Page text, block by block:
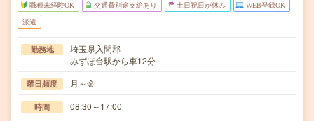
職種未経験OK 交通費別途支給あり 土日祝日が休み WEB登録OK
派遣
勤務地
埼玉県入間郡
みずほ台駅から車12分
曜日頻度 月～金
時間 08:30～17:00